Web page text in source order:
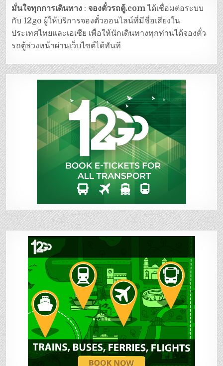
มั่นใจทุกการเดินทาง :จองตั๋วรถตู้.comได้เชื่อมต่อระบบ
กับ 12go ผู้ให้บริการจองตั๋วออนไลน์ที่มีชื่อเสียงใน
ประเทศไทยและเอเซีย เพื่อให้นักเดินทางทุกท่านได้จองตั๋ว
รถตู้ล่วงหน้าผ่านเว็บไซต์ได้ทันที